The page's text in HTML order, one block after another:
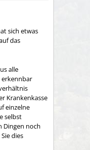
sich etwas
das
alle
erkennbar
Krankenkasse
einzelne
selbst
Dingen noch
dies